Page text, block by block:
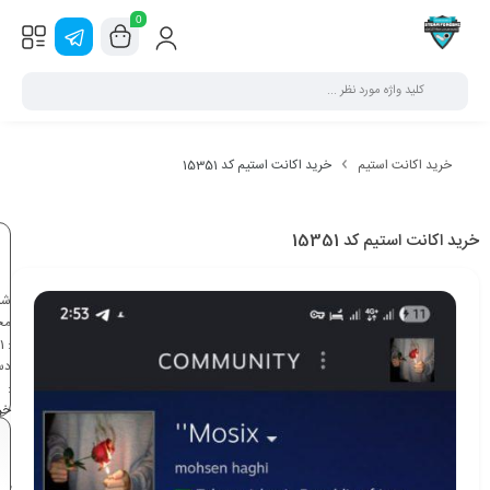
0
خرید اکانت استیم خرید اکانت استیم کد 15351
خرید اکانت استیم کد 15351
:
: